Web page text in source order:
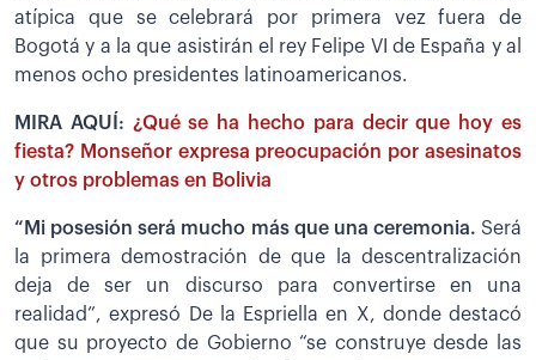
atípica que se celebrará por primera vez fuera de
Bogotá y a la que asistirán el rey Felipe VI de España y al
menos ocho presidentes latinoamericanos.
MIRA AQUÍ: ¿Qué se ha hecho para decir que hoy es
fiesta? Monseñor expresa preocupación por asesinatos
y otros problemas en Bolivia
“Mi posesión será mucho más que una ceremonia. Será
la primera demostración de que la descentralización
deja de ser un discurso para convertirse en una
realidad”, expresó De la Espriella en X, donde destacó
que su proyecto de Gobierno “se construye desde las